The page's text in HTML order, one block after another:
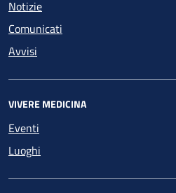
Notizie
Comunicati
Avvisi
VIVERE MEDICINA
Eventi
Luoghi